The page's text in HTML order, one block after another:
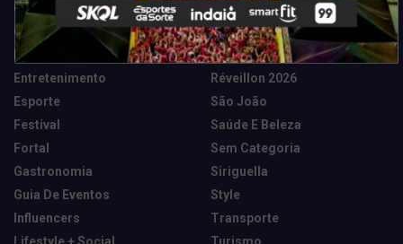
Camarote Vip Junino
Cidade
Destaques
Entretenimento
Esporte
Festival
Fortal
Gastronomia
Guia De Eventos
Influencers
Marketing E Negócios
Música
News Tech
Réveillon 2026
São João
Saúde E Beleza
Sem Categoria
Siriguella
Style
Transporte